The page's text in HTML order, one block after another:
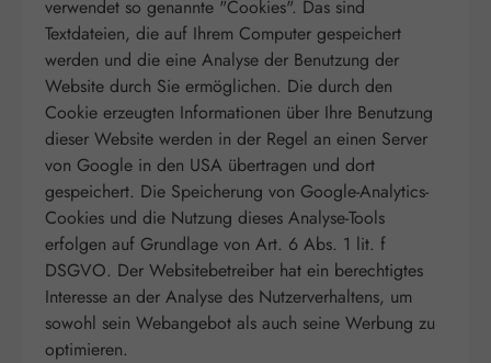
verwendet so genannte "Cookies". Das sind
Textdateien, die auf Ihrem Computer gespeichert
werden und die eine Analyse der Benutzung der
Website durch Sie ermöglichen. Die durch den
Cookie erzeugten Informationen über Ihre Benutzung
dieser Website werden in der Regel an einen Server
von Google in den USA übertragen und dort
gespeichert. Die Speicherung von Google-Analytics-
Cookies und die Nutzung dieses Analyse-Tools
erfolgen auf Grundlage von Art. 6 Abs. 1 lit. f
DSGVO. Der Websitebetreiber hat ein berechtigtes
Interesse an der Analyse des Nutzerverhaltens, um
sowohl sein Webangebot als auch seine Werbung zu
optimieren.